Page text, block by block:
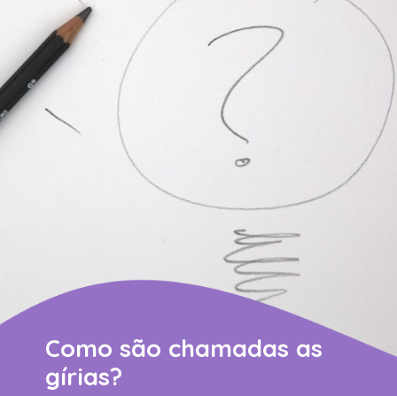
Como são chamadas as
gírias?